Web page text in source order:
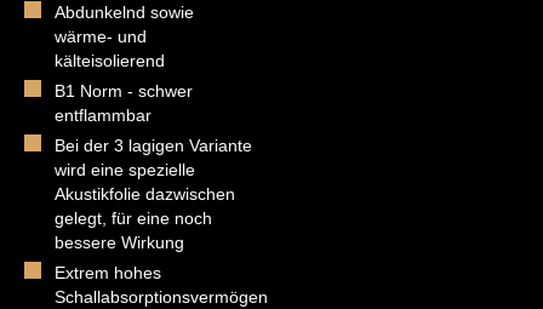
Abdunkelnd sowie
wärme- und
kälteisolierend
B1 Norm - schwer
entflammbar
Bei der 3 lagigen Variante
wird eine spezielle
Akustikfolie dazwischen
gelegt, für eine noch
bessere Wirkung
Extrem hohes
Schallabsorptionsvermögen